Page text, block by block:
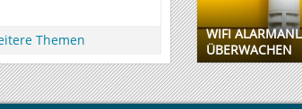
Themen
WIFI
ÜBERWACHEN